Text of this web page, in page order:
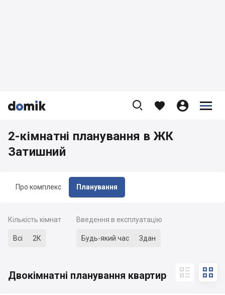


    


Про комплекс Планування
2-кімнатні планування в ЖК
Затишний
Кількість кімнат
Всі 2К
Введення в експлуатацію
Будь-який час Здан
Двокімнатні планування квартир  